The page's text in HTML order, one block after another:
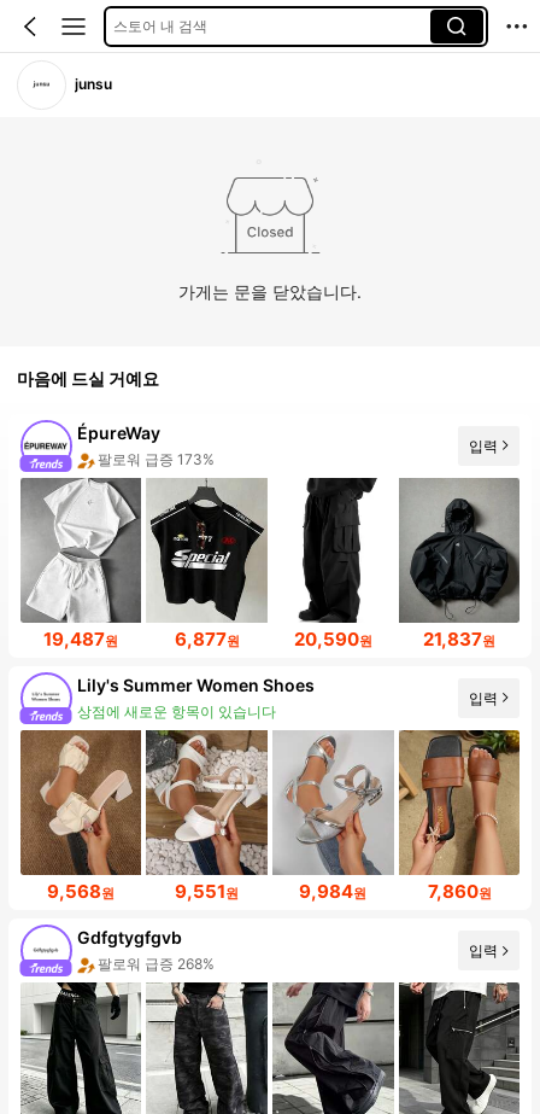
스토어 내 검색
junsu
가게는 문을 닫았습니다.
마음에 드실 거예요
ÉpureWay
세일 급증 779%
입력
19,487원 6,877원 20,590원 21,837원
Lily's Summer Women Shoes
팔로워 급증 999%+
입력
9,568원 9,551원 9,984원 7,860원
Gdfgtygfgvb
7 신규
입력